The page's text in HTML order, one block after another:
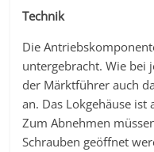
Technik
Die
untergebracht. Wie bei
der Märktführer auch
an. Das Lokgehäuse ist
Zum Abnehmen
Schrauben geöffnet